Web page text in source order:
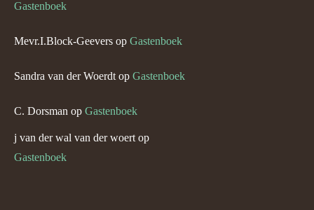
Gastenboek
Mevr.I.Block-Geevers op Gastenboek
Sandra van der Woerdt op Gastenboek
C. Dorsman op Gastenboek
j van der wal van der woert op
Gastenboek